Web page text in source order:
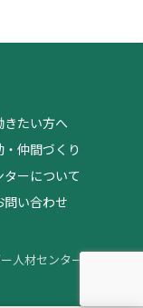
きたい方へ
・仲間づくり
ターについて
問い合わせ
人材センター.